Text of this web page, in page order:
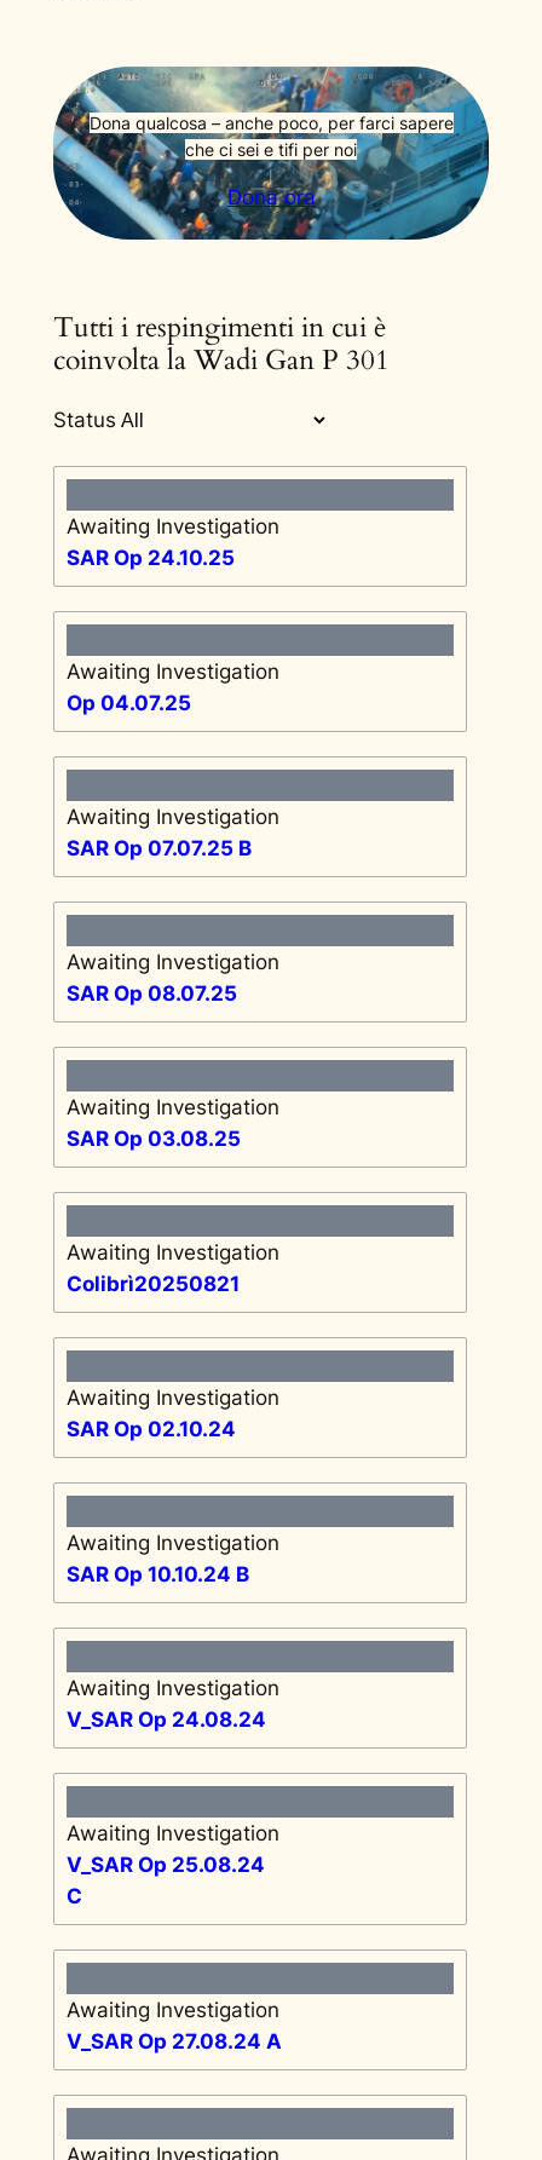
Dona qualcosa – anche poco, per farci sapere
che ci sei e tifi per noi
Dona ora
Tutti i respingimenti in cui è
coinvolta la Wadi Gan P 301
Status
Awaiting Investigation
SAR Op 24.10.25
Awaiting Investigation
Op 04.07.25
Awaiting Investigation
SAR Op 07.07.25 B
Awaiting Investigation
SAR Op 08.07.25
Awaiting Investigation
SAR Op 03.08.25
Awaiting Investigation
Colibrì20250821
Awaiting Investigation
SAR Op 02.10.24
Awaiting Investigation
SAR Op 10.10.24 B
Awaiting Investigation
V_SAR Op 24.08.24
Awaiting Investigation
V_SAR Op 25.08.24
C
Awaiting Investigation
V_SAR Op 27.08.24 A